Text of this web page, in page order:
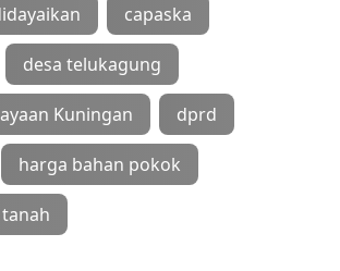
capaska
desa telukagung
Kuningan dprd
harga bahan pokok